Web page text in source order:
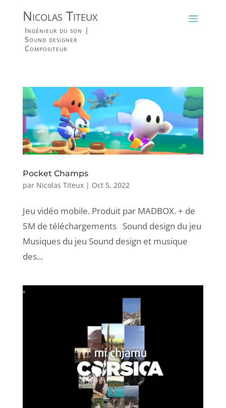
Nicolas Titeux
Ingénieur du son |
Sound designer
Compositeur
Pocket Champs
par Nicolas Titeux| Oct 5, 2022
Jeu vidéo mobile. Produit par MADBOX. + de
5M de téléchargements Sound design du jeu
Musiques du jeu Sound design et musique
des...